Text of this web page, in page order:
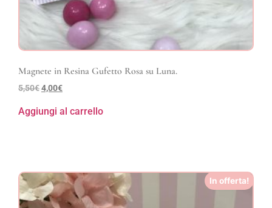
Magnete in Resina Gufetto Rosa su Luna.
5,50€4,00€
Aggiungi al carrello
In offerta!